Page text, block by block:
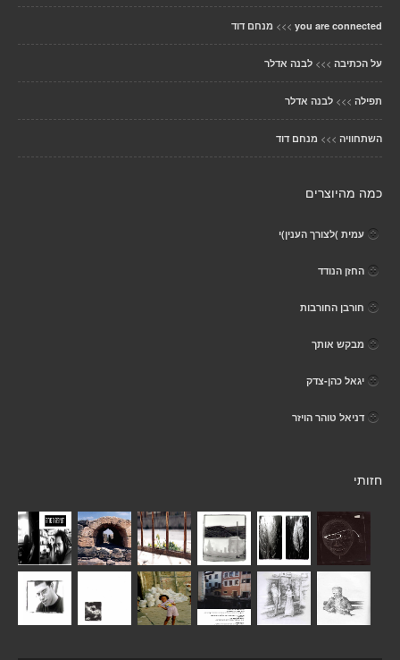
you are connected
>>> מנחם דוד
על הכתיבה >>> לבנה אדלר
תפילה >>> לבנה אדלר
השתחוויה >>> מנחם דוד
כמה מהיוצרים
עמית )לצורך הענין)י
החזן הנודד
חורבן החורבות
מבקש אותך
יגאל כהן-צדק
דניאל טוהר הויזר
חזותי